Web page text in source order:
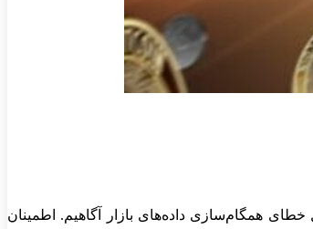
همگام‌سازی داده‌های بازار آگاهیم. اطمینان